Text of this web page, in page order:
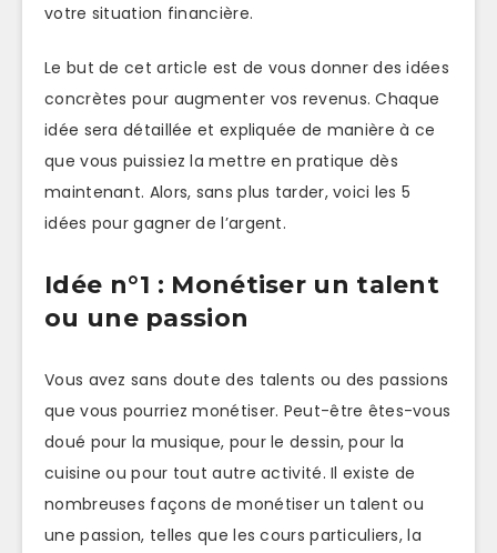
votre situation financière.
Le but de cet article est de vous donner des idées
concrètes pour augmenter vos revenus. Chaque
idée sera détaillée et expliquée de manière à ce
que vous puissiez la mettre en pratique dès
maintenant. Alors, sans plus tarder, voici les 5
idées pour gagner de l’argent.
Idée n°1 : Monétiser un talent
ou une passion
Vous avez sans doute des talents ou des passions
que vous pourriez monétiser. Peut-être êtes-vous
doué pour la musique, pour le dessin, pour la
cuisine ou pour tout autre activité. Il existe de
nombreuses façons de monétiser un talent ou
une passion, telles que les cours particuliers, la